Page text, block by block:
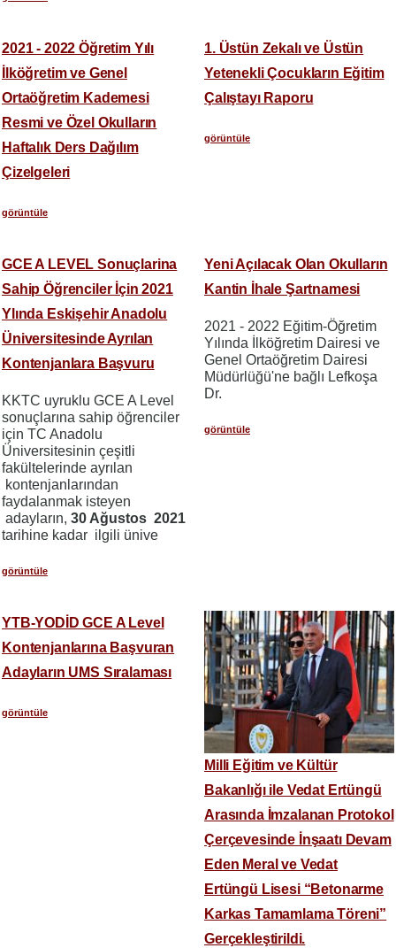
2021 - 2022 Öğretim Yılı
İlköğretim ve Genel
Ortaöğretim Kademesi
Resmi ve Özel Okulların
Haftalık Ders Dağılım
Çizelgeleri
görüntüle
1. Üstün Zekalı ve Üstün
Yetenekli Çocukların Eğitim
Çalıştayı Raporu
görüntüle
GCE A LEVEL Sonuçlarina
Sahip Öğrenciler İçin 2021
Ylında Eskişehir Anadolu
Üniversitesinde Ayrılan
Kontenjanlara Başvuru
KKTC uyruklu GCE A Level
sonuçlarına sahip öğrenciler
için TC Anadolu
Üniversitesinin çeşitli
fakültelerinde ayrılan
kontenjanlarından
faydalanmak isteyen
adayların, 30 Ağustos 2021
tarihine kadar ilgili ünive
görüntüle
Yeni Açılacak Olan Okulların
Kantin İhale Şartnamesi
2021 - 2022 Eğitim-Öğretim
Yılında İlköğretim Dairesi ve
Genel Ortaöğretim Dairesi
Müdürlüğü'ne bağlı Lefkoşa
Dr.
görüntüle
YTB-YODİD GCE A Level
Kontenjanlarına Başvuran
Adayların UMS Sıralaması
görüntüle
Milli Eğitim ve Kültür
Bakanlığı ile Vedat Ertüngü
Arasında İmzalanan Protokol
Çerçevesinde İnşaatı Devam
Eden Meral ve Vedat
Ertüngü Lisesi “Betonarme
Karkas Tamamlama Töreni”
Gerçekleştirildi.